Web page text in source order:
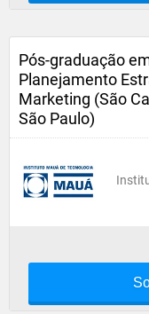
Pós-graduação
Planejamento
Marketing (São
São Paulo)